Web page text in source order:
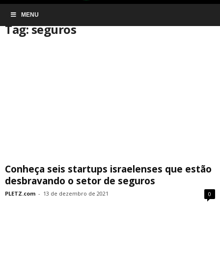
MENU
Início Tags
Tag: seguros
Conheça seis startups israelenses que estão
desbravando o setor de seguros
PLETZ.com - 13 de dezembro de 2021 0